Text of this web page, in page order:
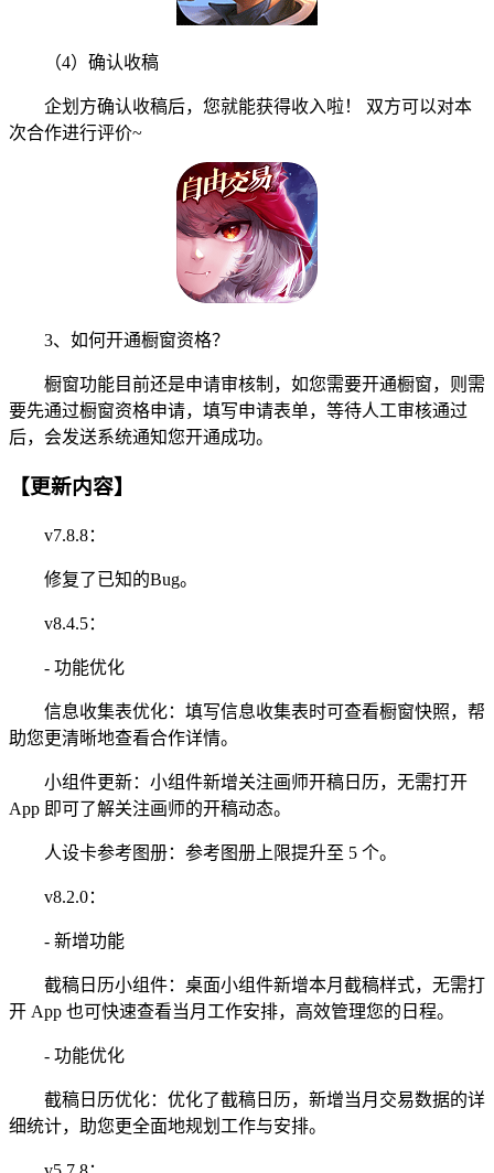
（4）确认收稿
企划方确认收稿后，您就能获得收入啦！ 双方可以对本
次合作进行评价~
3、如何开通橱窗资格？
橱窗功能目前还是申请审核制，如您需要开通橱窗，则需
要先通过橱窗资格申请，填写申请表单，等待人工审核通过
后，会发送系统通知您开通成功。
【更新内容】
v7.8.8：
修复了已知的Bug。
v8.4.5：
- 功能优化
信息收集表优化：填写信息收集表时可查看橱窗快照，帮
助您更清晰地查看合作详情。
小组件更新：小组件新增关注画师开稿日历，无需打开
App 即可了解关注画师的开稿动态。
人设卡参考图册：参考图册上限提升至 5 个。
v8.2.0：
- 新增功能
截稿日历小组件：桌面小组件新增本月截稿样式，无需打
开 App 也可快速查看当月工作安排，高效管理您的日程。
- 功能优化
截稿日历优化：优化了截稿日历，新增当月交易数据的详
细统计，助您更全面地规划工作与安排。